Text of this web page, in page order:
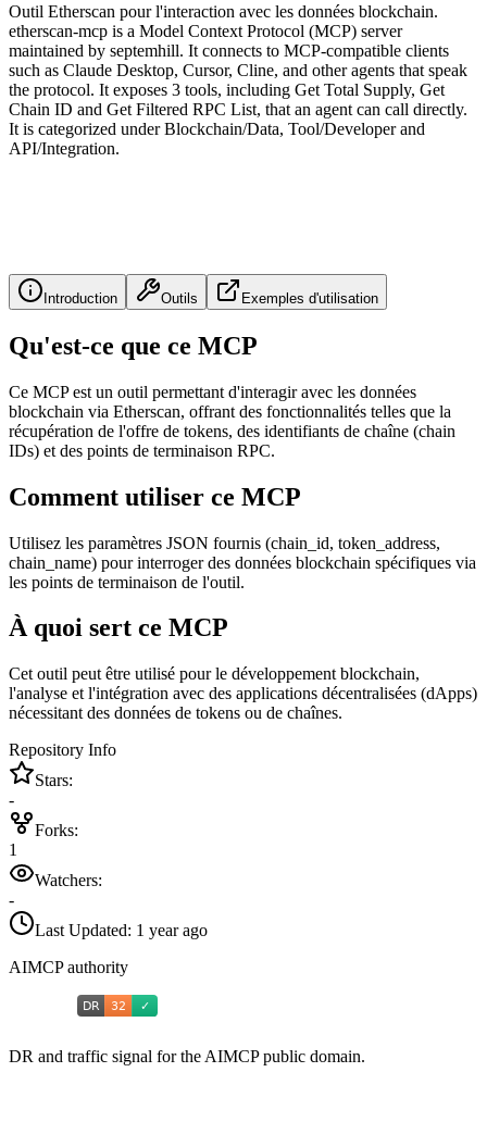
Outil Etherscan pour l'interaction avec les données blockchain.
etherscan-mcp is a Model Context Protocol (MCP) server
maintained by septemhill. It connects to MCP-compatible clients
such as Claude Desktop, Cursor, Cline, and other agents that speak
the protocol. It exposes 3 tools, including Get Total Supply, Get
Chain ID and Get Filtered RPC List, that an agent can call directly.
It is categorized under Blockchain/Data, Tool/Developer and
API/Integration.
Introduction Outils Exemples d'utilisation
Qu'est-ce que ce MCP
Ce MCP est un outil permettant d'interagir avec les données
blockchain via Etherscan, offrant des fonctionnalités telles que la
récupération de l'offre de tokens, des identifiants de chaîne (chain
IDs) et des points de terminaison RPC.
Comment utiliser ce MCP
Utilisez les paramètres JSON fournis (chain_id, token_address,
chain_name) pour interroger des données blockchain spécifiques via
les points de terminaison de l'outil.
À quoi sert ce MCP
Cet outil peut être utilisé pour le développement blockchain,
l'analyse et l'intégration avec des applications décentralisées (dApps)
nécessitant des données de tokens ou de chaînes.
Repository Info
Stars:
-
Forks:
1
Watchers:
-
Last Updated: 1 year ago
AIMCP authority
DR and traffic signal for the AIMCP public domain.